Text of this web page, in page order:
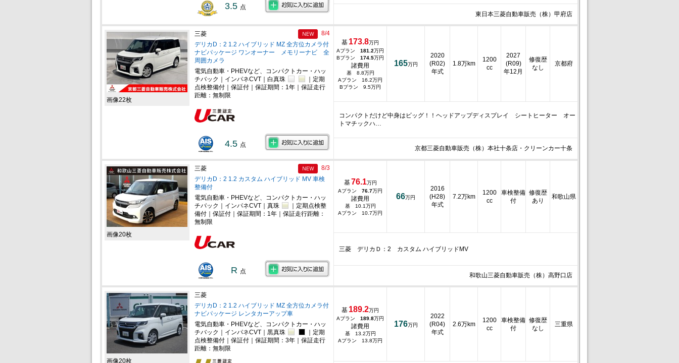
3.5 点
東日本三菱自動車販売（株）甲府店
画像22枚
三菱
デリカD：2 1.2 ハイブリッド MZ 全方位カメラ付
ナビパッケージ ワンオーナー メモリーナビ 全
周囲カメラ
8/4
電気自動車・PHEVなど、コンパクトカー・ハッ
チバック｜インパネCVT｜白真珠
｜定期
点検整備付｜保証付｜保証期間：1年｜保証走行
距離：無制限
4.5 点
基 173.8万円
Aプラン 181.2万円
Bプラン 174.5万円
諸費用
基 8.8万円
Aプラン 16.2万円
Bプラン 9.5万円
165万円
2020
(R02)
年式
1.8万km
1200
cc
2027
(R09)
年12月
修復歴
なし
京都府
コンパクトだけど中身はビッグ！！ヘッドアップディスプレイ シートヒーター オー
トマチックハ…
京都三菱自動車販売（株）本社十条店・クリーンカー十条
画像20枚
三菱
デリカD：2 1.2 カスタム ハイブリッド MV 車検
整備付
8/3
電気自動車・PHEVなど、コンパクトカー・ハッ
チバック｜インパネCVT｜真珠
｜定期点検整
備付｜保証付｜保証期間：1年｜保証走行距離：
無制限
R 点
基76.1万円
Aプラン 76.7万円
諸費用
基 10.1万円
Aプラン 10.7万円
66万円
2016
(H28)
年式
7.2万km
1200
cc
車検整備
付
修復歴
あり
和歌山県
三菱 デリカＤ：2 カスタム ハイブリッドMV
和歌山三菱自動車販売（株）高野口店
画像20枚
三菱
デリカD：2 1.2 ハイブリッド MZ 全方位カメラ付
ナビパッケージ レンタカーアップ車
電気自動車・PHEVなど、コンパクトカー・ハッ
チバック｜インパネCVT｜黒真珠
｜定期
点検整備付｜保証付｜保証期間：3年｜保証走行
距離：無制限
基 189.2万円
Aプラン 189.8万円
諸費用
基 13.2万円
Aプラン 13.8万円
176万円
2022
(R04)
年式
2.6万km
1200
cc
車検整備
付
修復歴
なし
三重県